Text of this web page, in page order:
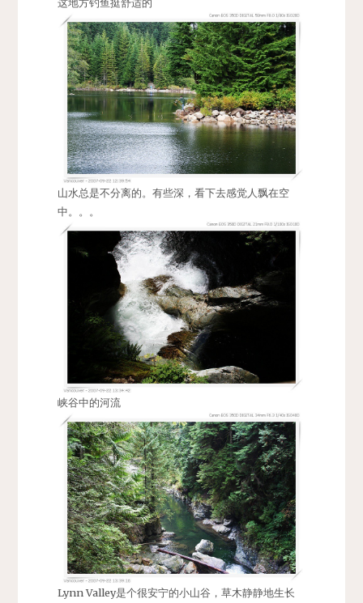
山水总是不分离的。有些深，看下去感觉人飘在空
中。。。
峡谷中的河流
Lynn Valley是个很安宁的小山谷，草木静静地生长